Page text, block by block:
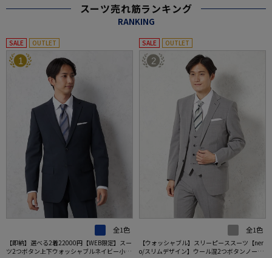
スーツ売れ筋ランキング
RANKING
SALE OUTLET
1
全1色
【即納】選べる2着22000円【WEB限定】スー
ツ2つボタン上下ウォッシャブルネイビー小柄
SALE OUTLET
2
全1色
【ウォッシャブル】スリーピーススーツ【ner
o/スリムデザイン】ウール混2つボタンノータ